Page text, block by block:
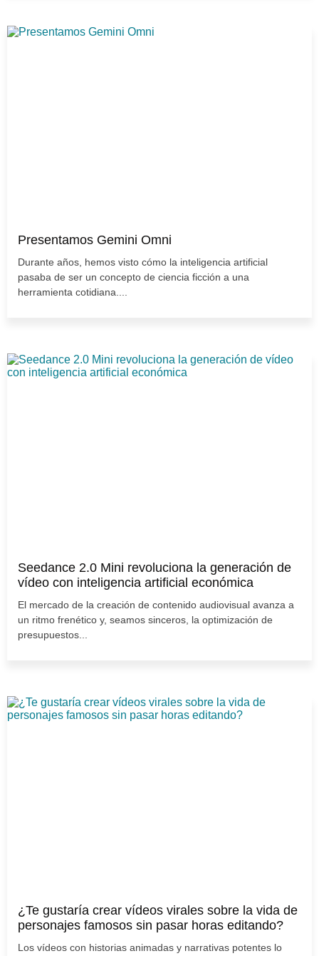
Presentamos Gemini Omni
Durante años, hemos visto cómo la inteligencia artificial
pasaba de ser un concepto de ciencia ficción a una
herramienta cotidiana....
Seedance 2.0 Mini revoluciona la generación de
vídeo con inteligencia artificial económica
El mercado de la creación de contenido audiovisual avanza a
un ritmo frenético y, seamos sinceros, la optimización de
presupuestos...
¿Te gustaría crear vídeos virales sobre la vida de
personajes famosos sin pasar horas editando?
Los vídeos con historias animadas y narrativas potentes lo